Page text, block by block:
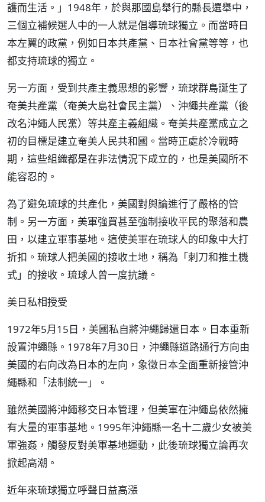
護而生活。」1948年，於與那國島舉行的縣長選舉中，
三個立補候選人中的一人就是倡導琉球獨立。而當時日
本左翼的政黨，例如日本共產黨、日本社會黨等等，也
都支持琉球的獨立。
另一方面，受到共產主義思想的影響，琉球群島誕生了
奄美共產黨（奄美大島社會民主黨）、沖繩共產黨（後
改名沖繩人民黨）等共產主義組織。奄美共產黨成立之
初的目標是建立奄美人民共和國。當時正處於冷戰時
期，這些組織都是在非法情況下成立的，也是美國所不
能容忍的。
為了避免琉球的共產化，美國對輿論進行了嚴格的管
制。另一方面，美軍強買甚至強制接收平民的聚落和農
田，以建立軍事基地。這使美軍在琉球人的印象中大打
折扣。琉球人把美國的接收土地，稱為「刺刀和推土機
式」的接收。琉球人曾一度抗議。
美日私相授受
1972年5月15日，美國私自將沖繩歸還日本。日本重新
設置沖繩縣。1978年7月30日，沖繩縣道路通行方向由
美國的右向改為日本的左向，象徵日本全面重新接管沖
繩縣和「法制統一」。
雖然美國將沖繩移交日本管理，但美軍在沖繩島依然擁
有大量的軍事基地。1995年沖繩縣一名十二歲少女被美
軍強姦，觸發反對美軍基地運動，此後琉球獨立論再次
掀起高潮。
近年來琉球獨立呼聲日益高漲